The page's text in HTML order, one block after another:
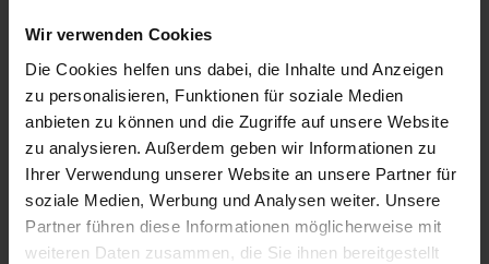
Wir verwenden Cookies
Die Cookies helfen uns dabei, die Inhalte und Anzeigen
zu personalisieren, Funktionen für soziale Medien
anbieten zu können und die Zugriffe auf unsere Website
zu analysieren. Außerdem geben wir Informationen zu
Ihrer Verwendung unserer Website an unsere Partner für
soziale Medien, Werbung und Analysen weiter. Unsere
Partner führen diese Informationen möglicherweise mit
weiteren Daten zusammen, die Sie ihnen bereitgestellt
TÉLÉCHARGEMENTS
D'autres clients ont
également acheté
05601-20